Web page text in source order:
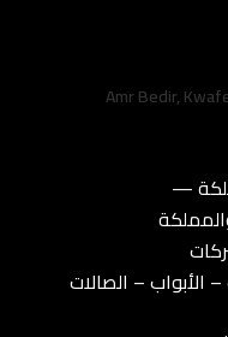
—
الأبواب – الصالات